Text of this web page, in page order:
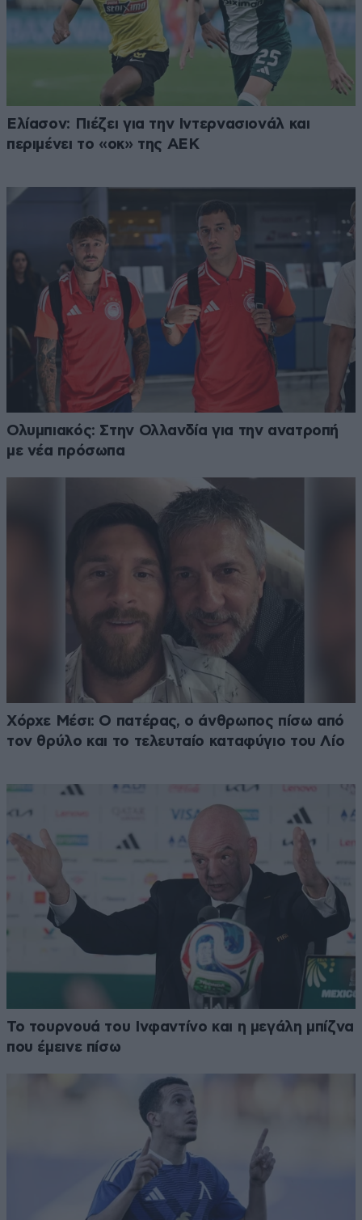
Ελίασον: Πιέζει για την Ιντερνασιονάλ και
περιμένει το «οκ» της ΑΕΚ
Ολυμπιακός: Στην Ολλανδία για την ανατροπή
με νέα πρόσωπα
Χόρχε Μέσι: Ο πατέρας, ο άνθρωπος πίσω από
τον θρύλο και το τελευταίο καταφύγιο του Λίο
Το τουρνουά του Ινφαντίνο και η μεγάλη μπίζνα
που έμεινε πίσω